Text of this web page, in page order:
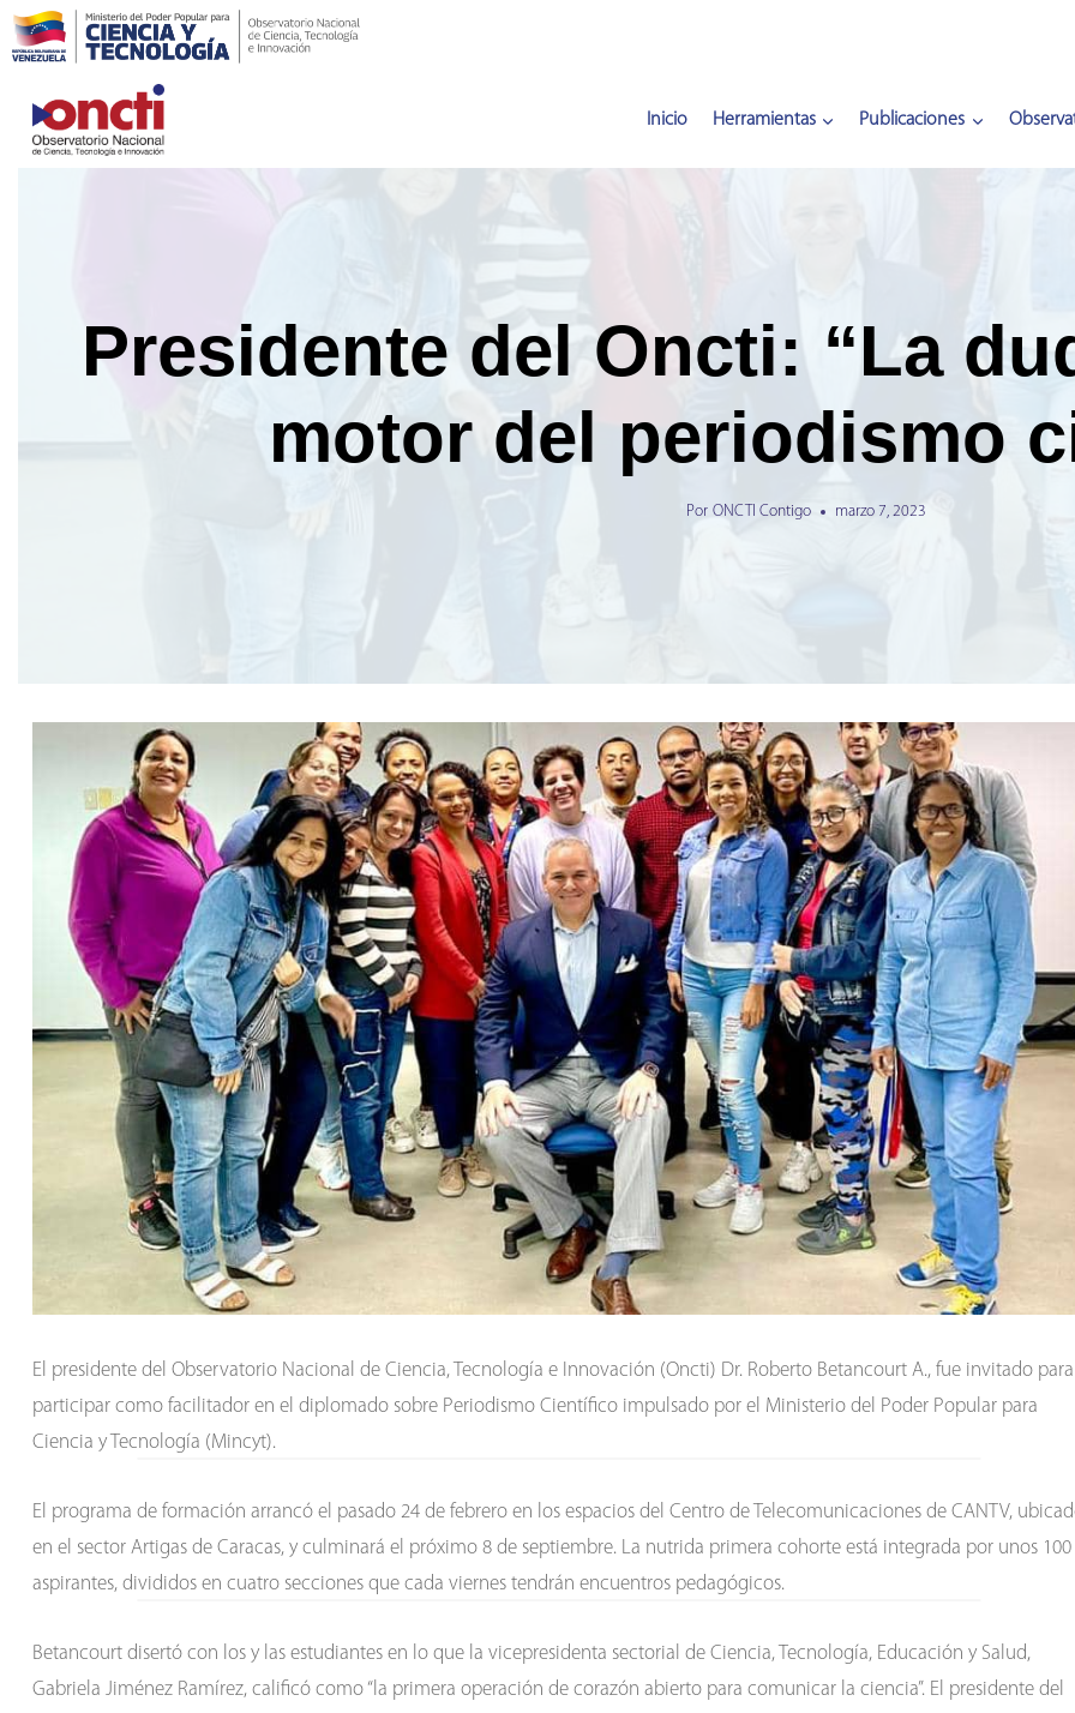
Saltar
al
Inicio Herramientas Publicaciones
Presidente del Oncti: “La
motor del periodismo
Por ONCTI Contigo marzo 7, 2023
El presidente del Observatorio Nacional de Ciencia, Tecnología e Innovación (Oncti) Dr. Roberto Betancourt A., fue invitado para
participar como facilitador en el diplomado sobre Periodismo Científico impulsado por el Ministerio del Poder Popular para
Ciencia y Tecnología (Mincyt).
El programa de formación arrancó el pasado 24 de febrero en los espacios del Centro de Telecomunicaciones de CANTV,
en el sector Artigas de Caracas, y culminará el próximo 8 de septiembre. La nutrida primera cohorte está integrada por unos 100
aspirantes, divididos en cuatro secciones que cada viernes tendrán encuentros pedagógicos.
Betancourt disertó con los y las estudiantes en lo que la vicepresidenta sectorial de Ciencia, Tecnología, Educación y Salud,
Gabriela Jiménez Ramírez, calificó como “la primera operación de corazón abierto para comunicar la ciencia”. El presidente del